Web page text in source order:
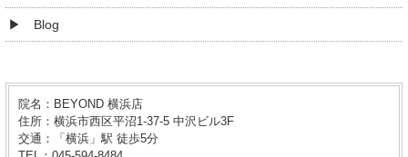
院名：BEYOND 横浜店
住所：横浜市西区平沼1-37-5 中沢ビル3F
交通：「横浜」駅 徒歩5分
Blog